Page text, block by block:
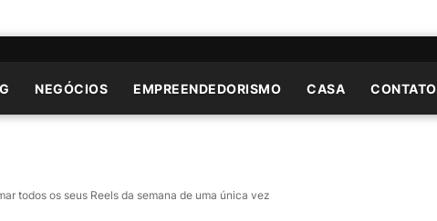
NEGÓCIOS EMPREENDEDORISMO CASA CONTATO
todos os seus Reels da semana de uma única vez